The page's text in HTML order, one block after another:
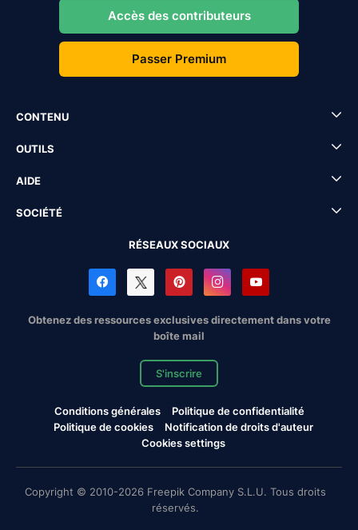
Accès des contributeurs
Passer Premium
CONTENU
OUTILS
AIDE
SOCIÉTÉ
RÉSEAUX SOCIAUX
Obtenez des ressources exclusives directement dans votre
boîte mail
S'inscrire
Conditions générales
Politique de confidentialité
Politique de cookies
Notification de droits d'auteur
Cookies settings
Copyright © 2010-2026 Freepik Company S.L.U. Tous droits
réservés.